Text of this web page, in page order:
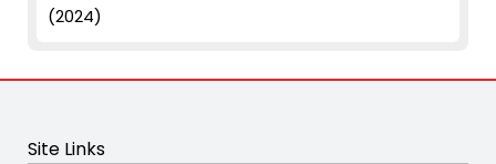
(2024)
Site Links